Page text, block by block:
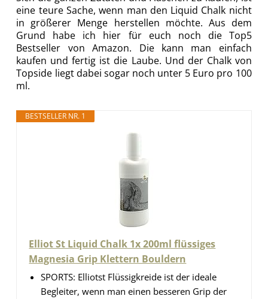
eine teure Sache, wenn man den Liquid Chalk nicht
in größerer Menge herstellen möchte. Aus dem
Grund habe ich hier für euch noch die Top5
Bestseller von Amazon. Die kann man einfach
kaufen und fertig ist die Laube. Und der Chalk von
Topside liegt dabei sogar noch unter 5 Euro pro 100
ml.
BESTSELLER NR. 1
Elliot St Liquid Chalk 1x 200ml flüssiges
Magnesia Grip Klettern Bouldern
SPORTS: Elliotst Flüssigkreide ist der ideale
Begleiter, wenn man einen besseren Grip der